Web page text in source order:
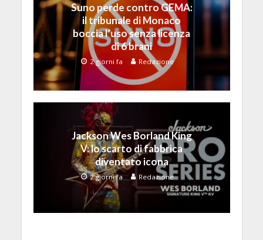
Suno perde contro GEMA:
il tribunale di Monaco
boccia l’uso senza licenza
di 6 brani
2 giorni fa Redazione
Jackson Wes Borland King
V: lo scarto di fabbrica
diventato icona
2 giorni fa Redazione